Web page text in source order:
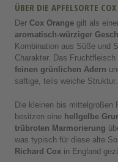
ÜBER DIE APFELSORTE
Der Cox Orange gilt als
aromatisch-würziger
Kombination aus Süße und
Charakter. Das Fruchtfleisch
feinen grünlichen Adern
saftige, teils weiche Struktur.
Die kleinen bis mittelgroßen
besitzen eine hellgelbe
trübroten Marmorierung
was typisch für diese alte
Richard Cox in England